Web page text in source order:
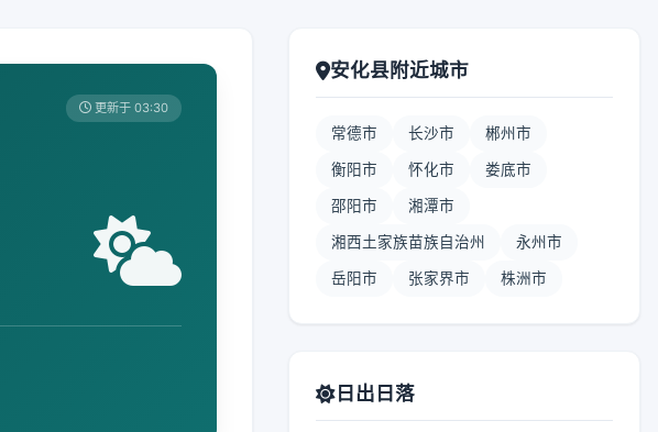
更新于 03:30
安化县附近城市
常德市 长沙市 郴州市
衡阳市 怀化市 娄底市
邵阳市 湘潭市
湘西土家族苗族自治州 永州市
岳阳市 张家界市 株洲市
日出日落